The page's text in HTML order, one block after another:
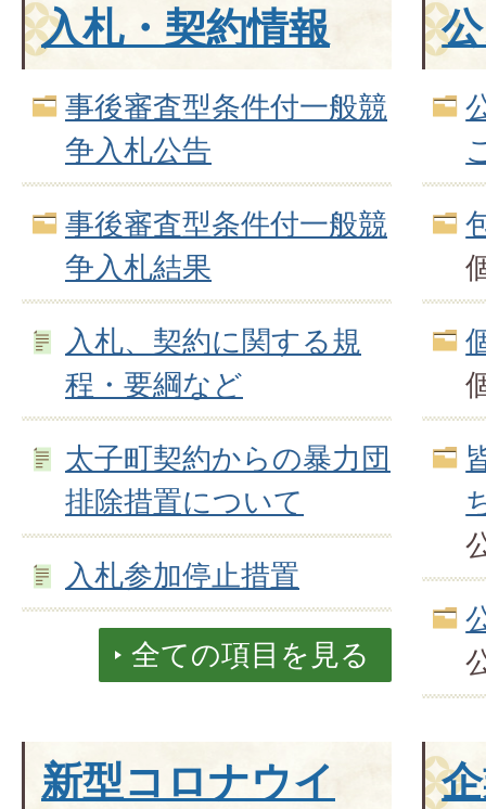
入札・契約情報
事後審査型条件付一般競
争入札公告
事後審査型条件付一般競
争入札結果
入札、契約に関する規
程・要綱など
太子町契約からの暴力団
排除措置について
入札参加停止措置
全ての項目を見る
新型コロナウイ